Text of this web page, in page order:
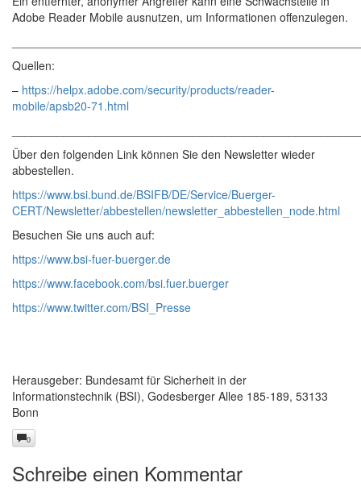
Adobe Reader Mobile ausnutzen, um Informationen offenzulegen.
Quellen:
– https://helpx.adobe.com/security/products/reader-
mobile/apsb20-71.html
Über den folgenden Link können Sie den Newsletter wieder
abbestellen.
https://www.bsi.bund.de/BSIFB/DE/Service/Buerger-
CERT/Newsletter/abbestellen/newsletter_abbestellen_node.html
Besuchen Sie uns auch auf:
https://www.bsi-fuer-buerger.de
https://www.facebook.com/bsi.fuer.buerger
https://www.twitter.com/BSI_Presse
Herausgeber: Bundesamt für Sicherheit in der
Informationstechnik (BSI), Godesberger Allee 185-189, 53133
Bonn
0
Schreibe einen Kommentar